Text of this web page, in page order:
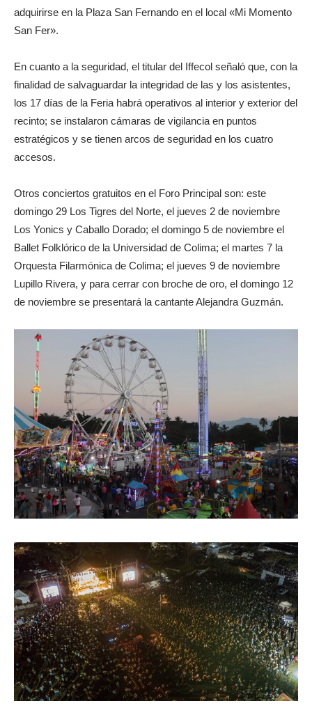
adquirirse en la Plaza San Fernando en el local «Mi Momento
San Fer».
En cuanto a la seguridad, el titular del Iffecol señaló que, con la
finalidad de salvaguardar la integridad de las y los asistentes,
los 17 días de la Feria habrá operativos al interior y exterior del
recinto; se instalaron cámaras de vigilancia en puntos
estratégicos y se tienen arcos de seguridad en los cuatro
accesos.
Otros conciertos gratuitos en el Foro Principal son: este
domingo 29 Los Tigres del Norte, el jueves 2 de noviembre
Los Yonics y Caballo Dorado; el domingo 5 de noviembre el
Ballet Folklórico de la Universidad de Colima; el martes 7 la
Orquesta Filarmónica de Colima; el jueves 9 de noviembre
Lupillo Rivera, y para cerrar con broche de oro, el domingo 12
de noviembre se presentará la cantante Alejandra Guzmán.